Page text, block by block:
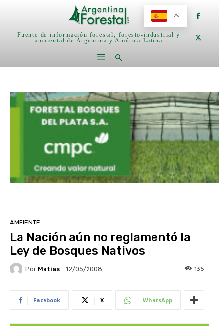
Fuente de información forestal, foresto-industrial y
ambiental de Argentina y América Latina
AMBIENTE
La Nación aún no reglamentó la
Ley de Bosques Nativos
Por Matias 12/05/2008 135
Facebook X WhatsApp